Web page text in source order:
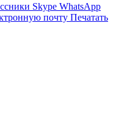
Skype WhatsApp
почту Печатать